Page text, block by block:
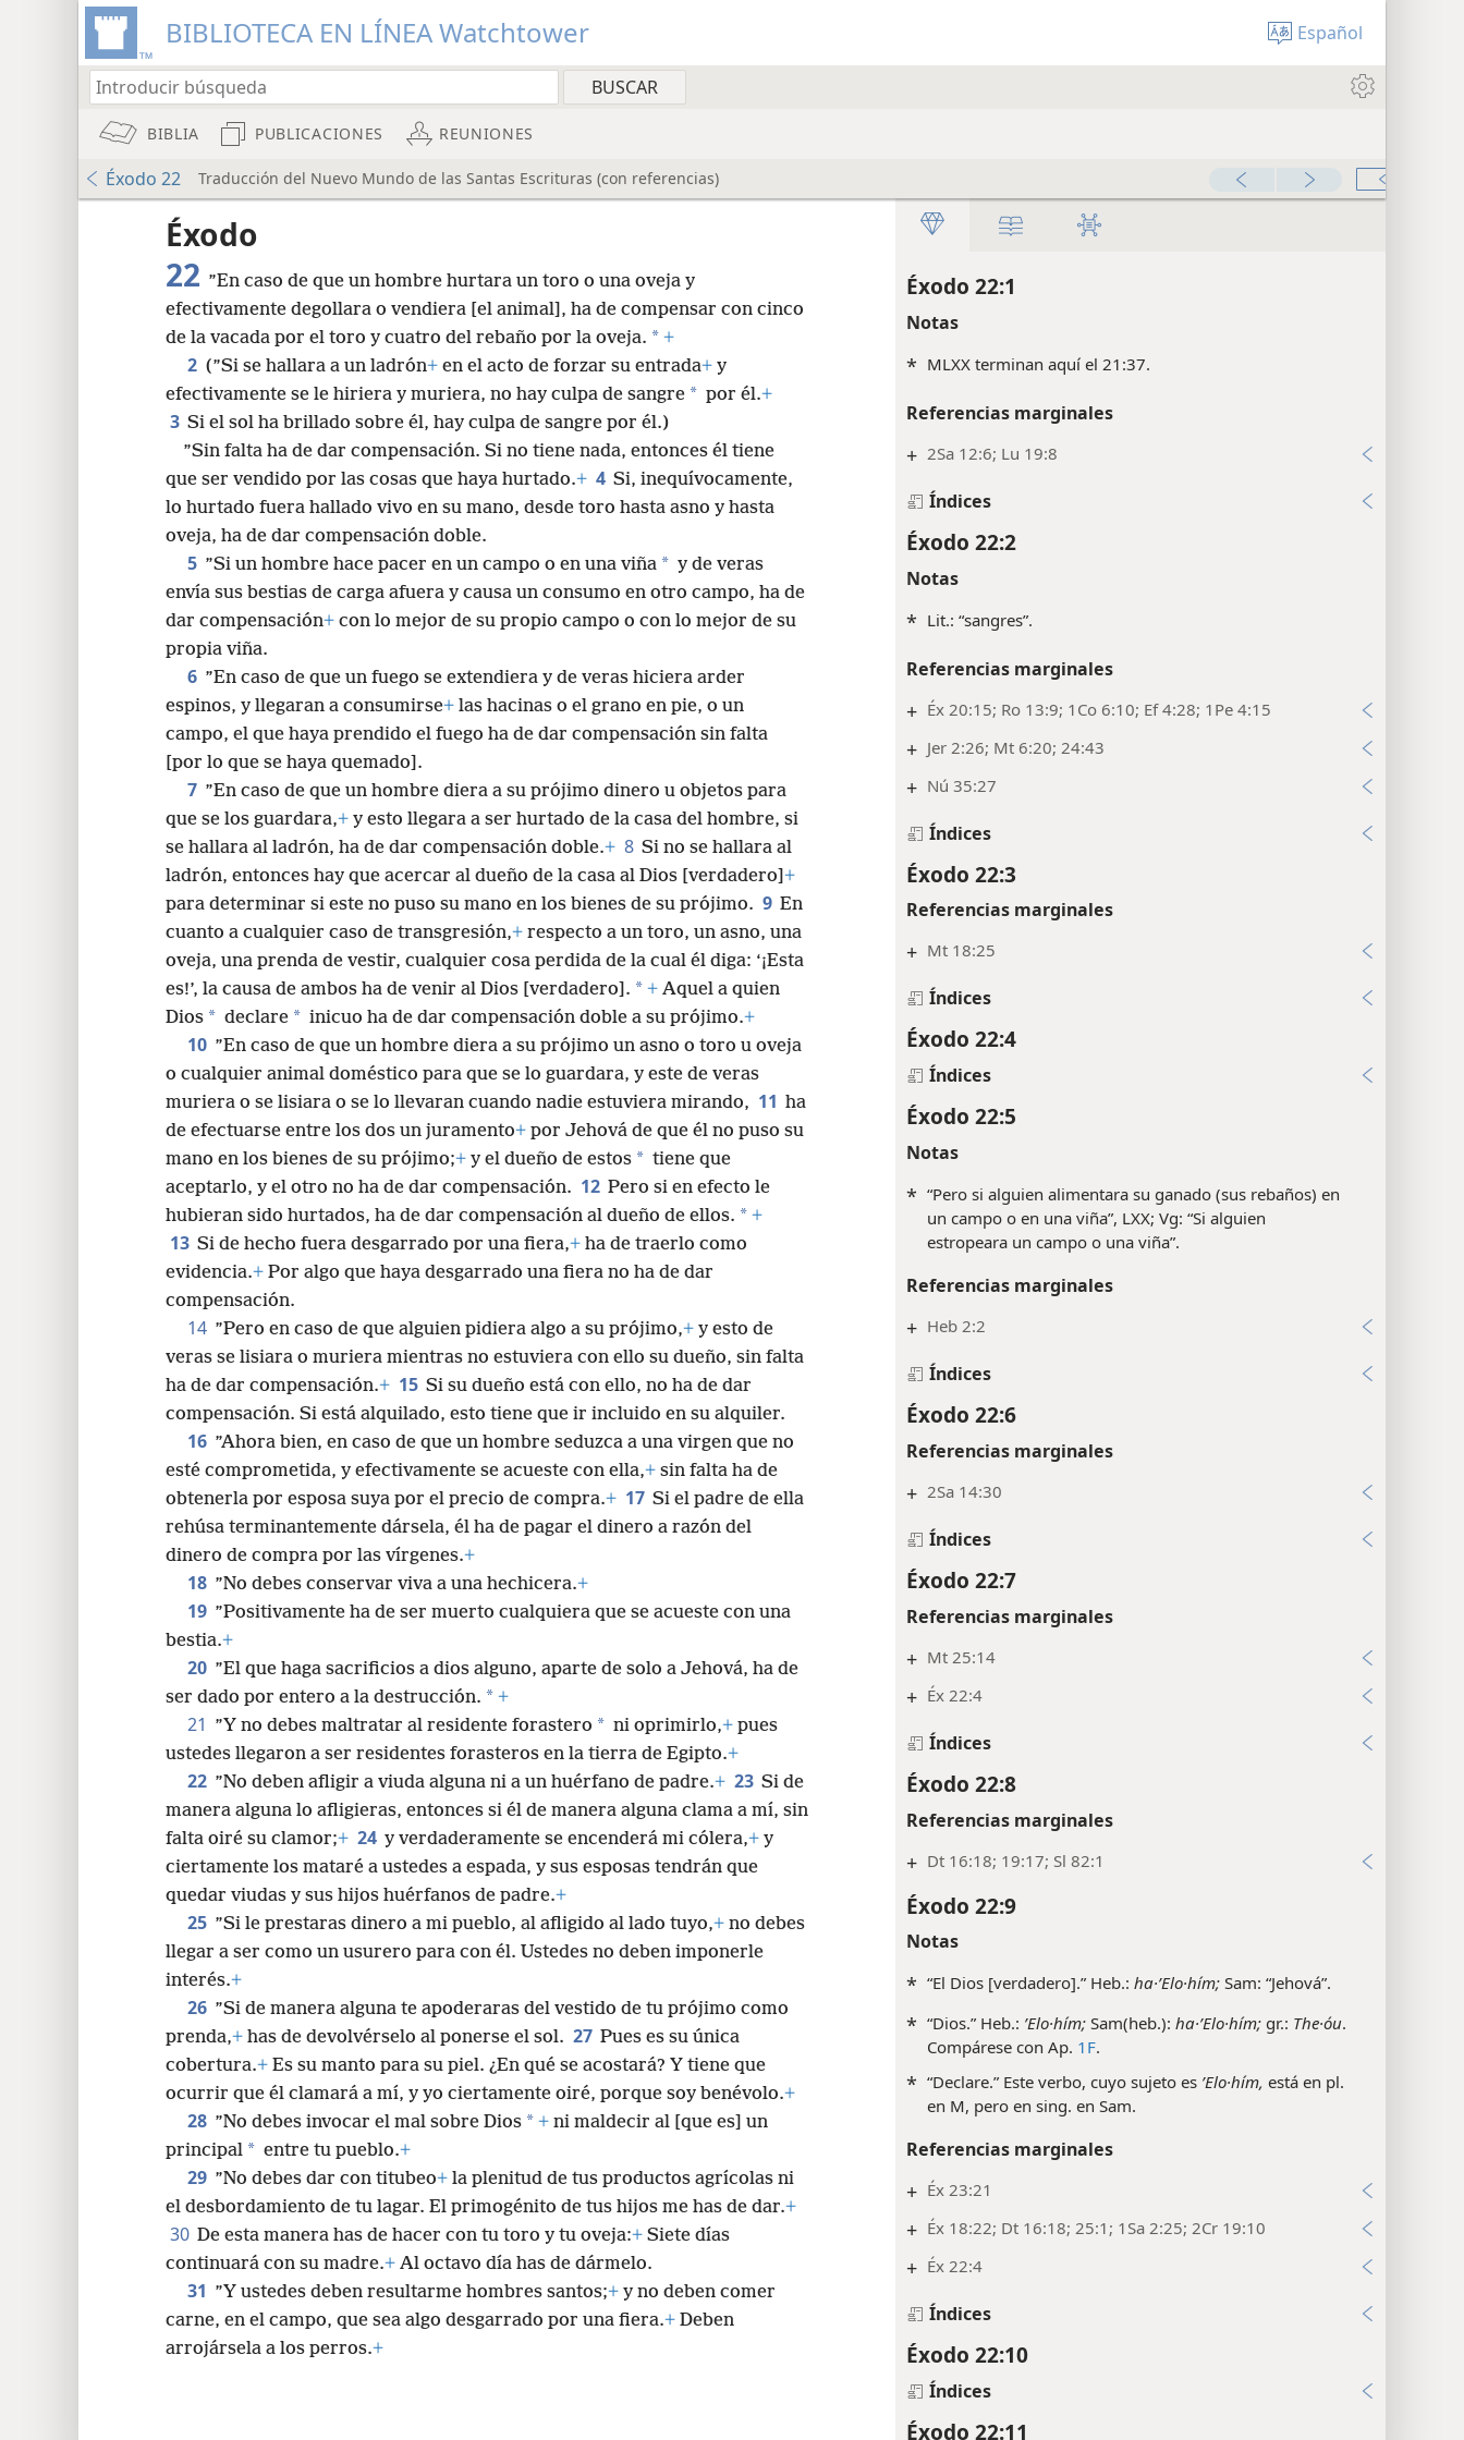
BIBLIOTECA EN LÍNEA Watchtower Español
BIBLIA PUBLICACIONES REUNIONES
Éxodo 22 Traducción del Nuevo Mundo de las Santas Escrituras (con referencias)
Éxodo 22:1
Notas
* MLXX terminan aquí el 21:37.
Referencias marginales
+ 2Sa 12:6; Lu 19:8
Índices
Éxodo 22:2
Notas
* Lit.: “sangres”.
Referencias marginales
+ Éx 20:15; Ro 13:9; 1Co 6:10; Ef 4:28; 1Pe 4:15
+ Jer 2:26; Mt 6:20; 24:43
+ Nú 35:27
Índices
Éxodo 22:3
Referencias marginales
+ Mt 18:25
Índices
Éxodo 22:4
Índices
Éxodo 22:5
Notas
* “Pero si alguien alimentara su ganado (sus rebaños) en
un campo o en una viña”, LXX; Vg: “Si alguien
estropeara un campo o una viña”.
Referencias marginales
+ Heb 2:2
Índices
Éxodo 22:6
Referencias marginales
+ 2Sa 14:30
Índices
Éxodo 22:7
Referencias marginales
+ Mt 25:14
+ Éx 22:4
Índices
Éxodo 22:8
Referencias marginales
+ Dt 16:18; 19:17; Sl 82:1
Éxodo 22:9
Notas
* “El Dios [verdadero].” Heb.:ha·’Elo·hím; Sam: “Jehová”.
* “Dios.” Heb.: ’Elo·hím; Sam(heb.):ha·’Elo·hím; gr.: The·óu.
Compárese con Ap. 1F.
* “Declare.” Este verbo, cuyo sujeto es ’Elo·hím, está en pl.
en M, pero en sing. en Sam.
Referencias marginales
+ Éx 23:21
+ Éx 18:22; Dt 16:18; 25:1; 1Sa 2:25; 2Cr 19:10
+ Éx 22:4
Índices
Éxodo 22:10
Índices
Éxodo 22:11
Éxodo
22 ”En caso de que un hombre hurtara un toro o una oveja y
efectivamente degollara o vendiera [el animal], ha de compensar con cinco
de la vacada por el toro y cuatro del rebaño por la oveja. * +
2 (”Si se hallara a un ladrón+ en el acto de forzar su entrada+ y
efectivamente se le hiriera y muriera, no hay culpa de sangre * por él.+
3 Si el sol ha brillado sobre él, hay culpa de sangre por él.)
”Sin falta ha de dar compensación. Si no tiene nada, entonces él tiene
que ser vendido por las cosas que haya hurtado.+ 4 Si, inequívocamente,
lo hurtado fuera hallado vivo en su mano, desde toro hasta asno y hasta
oveja, ha de dar compensación doble.
5 ”Si un hombre hace pacer en un campo o en una viña * y de veras
envía sus bestias de carga afuera y causa un consumo en otro campo, ha de
dar compensación+ con lo mejor de su propio campo o con lo mejor de su
propia viña.
6 ”En caso de que un fuego se extendiera y de veras hiciera arder
espinos, y llegaran a consumirse+ las hacinas o el grano en pie, o un
campo, el que haya prendido el fuego ha de dar compensación sin falta
[por lo que se haya quemado].
7 ”En caso de que un hombre diera a su prójimo dinero u objetos para
que se los guardara,+ y esto llegara a ser hurtado de la casa del hombre, si
se hallara al ladrón, ha de dar compensación doble.+ 8 Si no se hallara al
ladrón, entonces hay que acercar al dueño de la casa al Dios [verdadero]+
para determinar si este no puso su mano en los bienes de su prójimo. 9 En
cuanto a cualquier caso de transgresión,+ respecto a un toro, un asno, una
oveja, una prenda de vestir, cualquier cosa perdida de la cual él diga: ‘¡Esta
es!’, la causa de ambos ha de venir al Dios [verdadero]. * + Aquel a quien
Dios * declare * inicuo ha de dar compensación doble a su prójimo.+
10 ”En caso de que un hombre diera a su prójimo un asno o toro u oveja
o cualquier animal doméstico para que se lo guardara, y este de veras
muriera o se lisiara o se lo llevaran cuando nadie estuviera mirando, 11 ha
de efectuarse entre los dos un juramento+ por Jehová de que él no puso su
mano en los bienes de su prójimo;+ y el dueño de estos * tiene que
aceptarlo, y el otro no ha de dar compensación. 12 Pero si en efecto le
hubieran sido hurtados, ha de dar compensación al dueño de ellos. * +
13 Si de hecho fuera desgarrado por una fiera,+ ha de traerlo como
evidencia.+ Por algo que haya desgarrado una fiera no ha de dar
compensación.
14 ”Pero en caso de que alguien pidiera algo a su prójimo,+ y esto de
veras se lisiara o muriera mientras no estuviera con ello su dueño, sin falta
ha de dar compensación.+ 15 Si su dueño está con ello, no ha de dar
compensación. Si está alquilado, esto tiene que ir incluido en su alquiler.
16 ”Ahora bien, en caso de que un hombre seduzca a una virgen que no
esté comprometida, y efectivamente se acueste con ella,+ sin falta ha de
obtenerla por esposa suya por el precio de compra.+ 17 Si el padre de ella
rehúsa terminantemente dársela, él ha de pagar el dinero a razón del
dinero de compra por las vírgenes.+
18 ”No debes conservar viva a una hechicera.+
19 ”Positivamente ha de ser muerto cualquiera que se acueste con una
bestia.+
20 ”El que haga sacrificios a dios alguno, aparte de solo a Jehová, ha de
ser dado por entero a la destrucción. * +
21 ”Y no debes maltratar al residente forastero * ni oprimirlo,+ pues
ustedes llegaron a ser residentes forasteros en la tierra de Egipto.+
22 ”No deben afligir a viuda alguna ni a un huérfano de padre.+ 23 Si de
manera alguna lo afligieras, entonces si él de manera alguna clama a mí, sin
falta oiré su clamor;+ 24 y verdaderamente se encenderá mi cólera,+ y
ciertamente los mataré a ustedes a espada, y sus esposas tendrán que
quedar viudas y sus hijos huérfanos de padre.+
25 ”Si le prestaras dinero a mi pueblo, al afligido al lado tuyo,+ no debes
llegar a ser como un usurero para con él. Ustedes no deben imponerle
interés.+
26 ”Si de manera alguna te apoderaras del vestido de tu prójimo como
prenda,+ has de devolvérselo al ponerse el sol. 27 Pues es su única
cobertura.+ Es su manto para su piel. ¿En qué se acostará? Y tiene que
ocurrir que él clamará a mí, y yo ciertamente oiré, porque soy benévolo.+
28 ”No debes invocar el mal sobre Dios * + ni maldecir al [que es] un
principal * entre tu pueblo.+
29 ”No debes dar con titubeo+ la plenitud de tus productos agrícolas ni
el desbordamiento de tu lagar. El primogénito de tus hijos me has de dar.+
30 De esta manera has de hacer con tu toro y tu oveja:+ Siete días
continuará con su madre.+ Al octavo día has de dármelo.
31 ”Y ustedes deben resultarme hombres santos;+ y no deben comer
carne, en el campo, que sea algo desgarrado por una fiera.+ Deben
arrojársela a los perros.+